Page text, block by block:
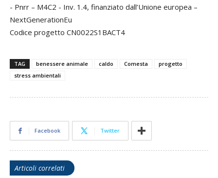
- Pnrr – M4C2 - Inv. 1.4, finanziato dall’Unione europea –
NextGenerationEu
Codice progetto CN0022S1BACT4
TAG benessere animale caldo Comesta
progetto
stress ambientali
Facebook Twitter
Articoli correlati